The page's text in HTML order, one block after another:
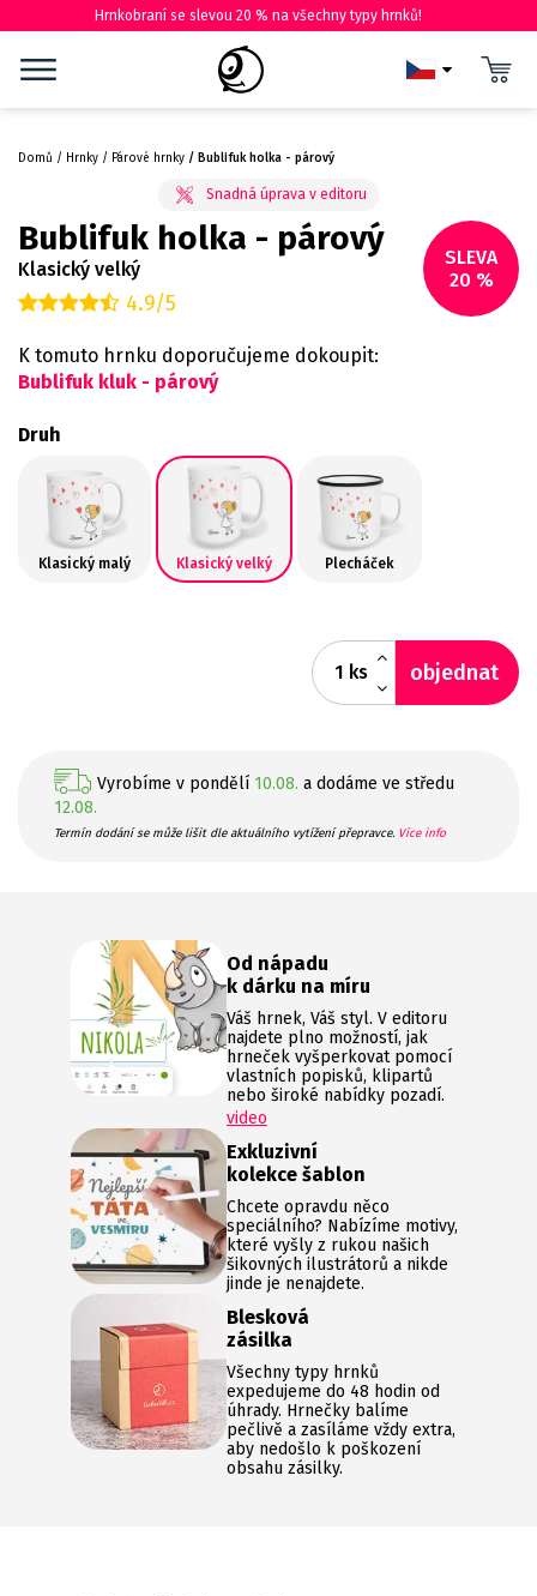
Hrnkobraní se slevou 20 % na všechny typy hrnků!
Domů Hrnky Párové hrnky Bublifuk holka - párový
SLEVA
20 %
Bublifuk holka - párový
Klasický velký
4.9/5
K tomuto hrnku doporučujeme dokoupit:
Bublifuk kluk - párový
Druh
Klasický malý Klasický velký Plecháček
ks objednat
Vyrobíme v pondělí 10.08. a dodáme ve středu
12.08.
Termín dodání se může lišit dle aktuálního vytížení přepravce. Více info
Od nápadu
k dárku na míru
Váš hrnek, Váš styl. V editoru
najdete plno možností, jak
hrneček vyšperkovat pomocí
vlastních popisků, klipartů
nebo široké nabídky pozadí.
video
Exkluzivní
kolekce šablon
Chcete opravdu něco
speciálního? Nabízíme motivy,
které vyšly z rukou našich
šikovných ilustrátorů a nikde
jinde je nenajdete.
Blesková
zásilka
Všechny typy hrnků
expedujeme do 48 hodin od
úhrady. Hrnečky balíme
pečlivě a zasíláme vždy extra,
aby nedošlo k poškození
obsahu zásilky.